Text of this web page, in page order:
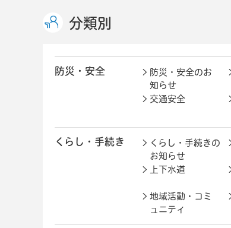
分類別
防災・安全
防災・安全のお
知らせ
交通安全
くらし・手続き
くらし・手続きの
お知らせ
上下水道
地域活動・コミ
ュニティ